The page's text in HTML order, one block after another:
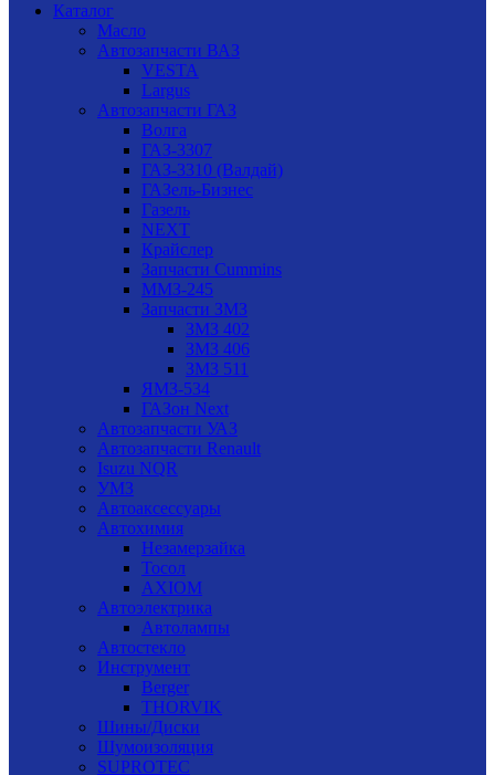
Каталог
Масло
Автозапчасти ВАЗ
VESTA
Largus
Автозапчасти ГАЗ
Волга
ГАЗ-3307
ГАЗ-3310 (Валдай)
ГАЗель-Бизнес
Газель
NEXT
Крайслер
Запчасти Cummins
ММЗ-245
Запчасти ЗМЗ
ЗМЗ 402
ЗМЗ 406
ЗМЗ 511
ЯМЗ-534
ГАЗон Next
Автозапчасти УАЗ
Автозапчасти Renault
Isuzu NQR
УМЗ
Автоаксессуары
Автохимия
Незамерзайка
Тосол
AXIOM
Автоэлектрика
Автолампы
Автостекло
Инструмент
Berger
THORVIK
Шины/Диски
Шумоизоляция
SUPROTEC